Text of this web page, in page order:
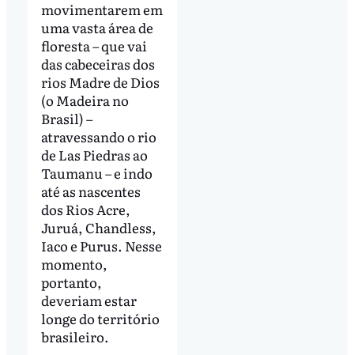
movimentarem em
uma vasta área de
floresta – que vai
das cabeceiras dos
rios Madre de Dios
(o Madeira no
Brasil) –
atravessando o rio
de Las Piedras ao
Taumanu – e indo
até as nascentes
dos Rios Acre,
Juruá, Chandless,
Iaco e Purus. Nesse
momento,
portanto,
deveriam estar
longe do território
brasileiro.